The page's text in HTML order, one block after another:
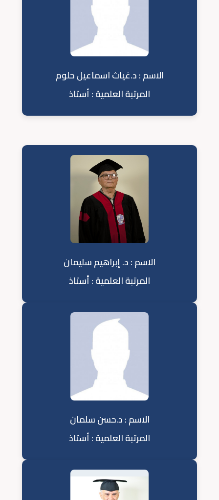
الاسم : د.غياث اسماعيل حلوم
المرتبة العلمية : أستاذ
الاسم : د. إبراهيم سليمان
المرتبة العلمية : أستاذ
الاسم : د.حسن سلمان
المرتبة العلمية : أستاذ